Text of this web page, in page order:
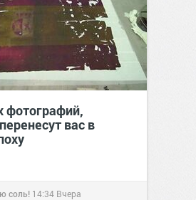
фотографий,
вас в
соль! 14:34 Вчера